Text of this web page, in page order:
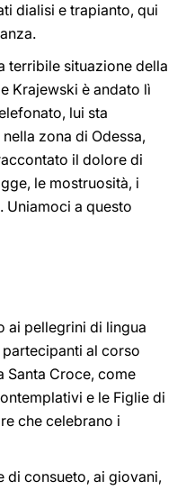
dialisi e trapianto, qui
terribile situazione della
Krajewski è andato lì
lui sta
zona di Odessa,
il dolore di
le mostruosità, i
Uniamoci a questo
ai pellegrini di lingua
al corso
Santa Croce, come
e le Figlie di
che celebrano i
di consueto, ai giovani,